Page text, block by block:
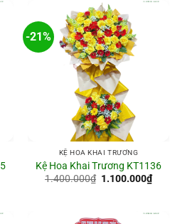
-21%
KỆ HOA KHAI TRƯƠNG
Kệ Hoa Khai Trương KT1136
1.400.000₫ Giá
1.100.000₫Giá
hiện